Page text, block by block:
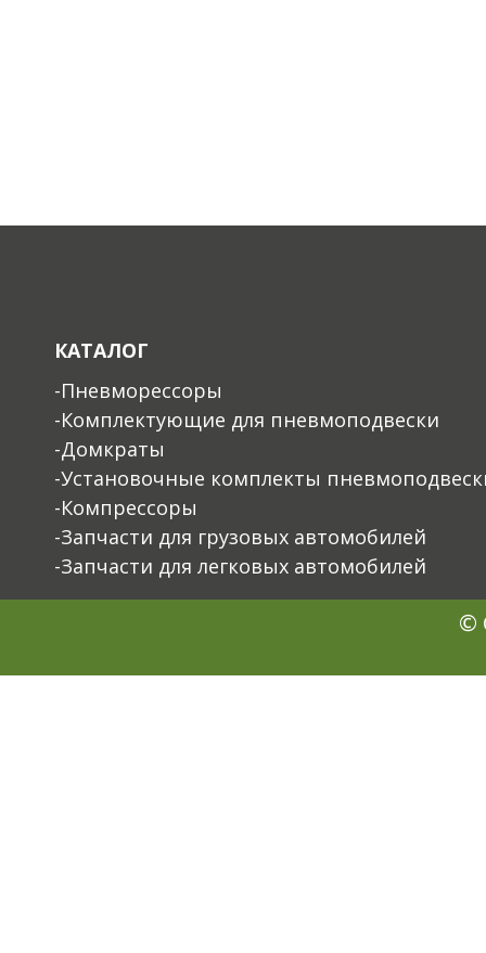
КАТАЛОГ
-Пневморессоры
-Комплектующие для пневмоподвески
-Домкраты
-Установочные комплекты
-Компрессоры
-Запчасти для грузовых автомобилей
-Запчасти для легковых автомобилей
©